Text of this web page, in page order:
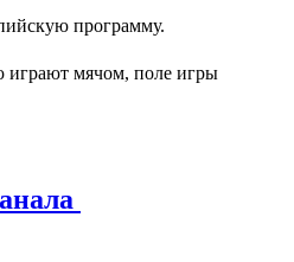
программу.
играют мячом, поле игры